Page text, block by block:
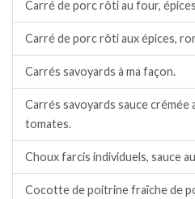
Carré de porc rôti au four,
Carré de porc rôti aux épices,
Carrés savoyards à ma façon.
Carrés savoyards sauce crémée
tomates.
Choux farcis individuels, sauce
Cocotte de poitrine fraîche de